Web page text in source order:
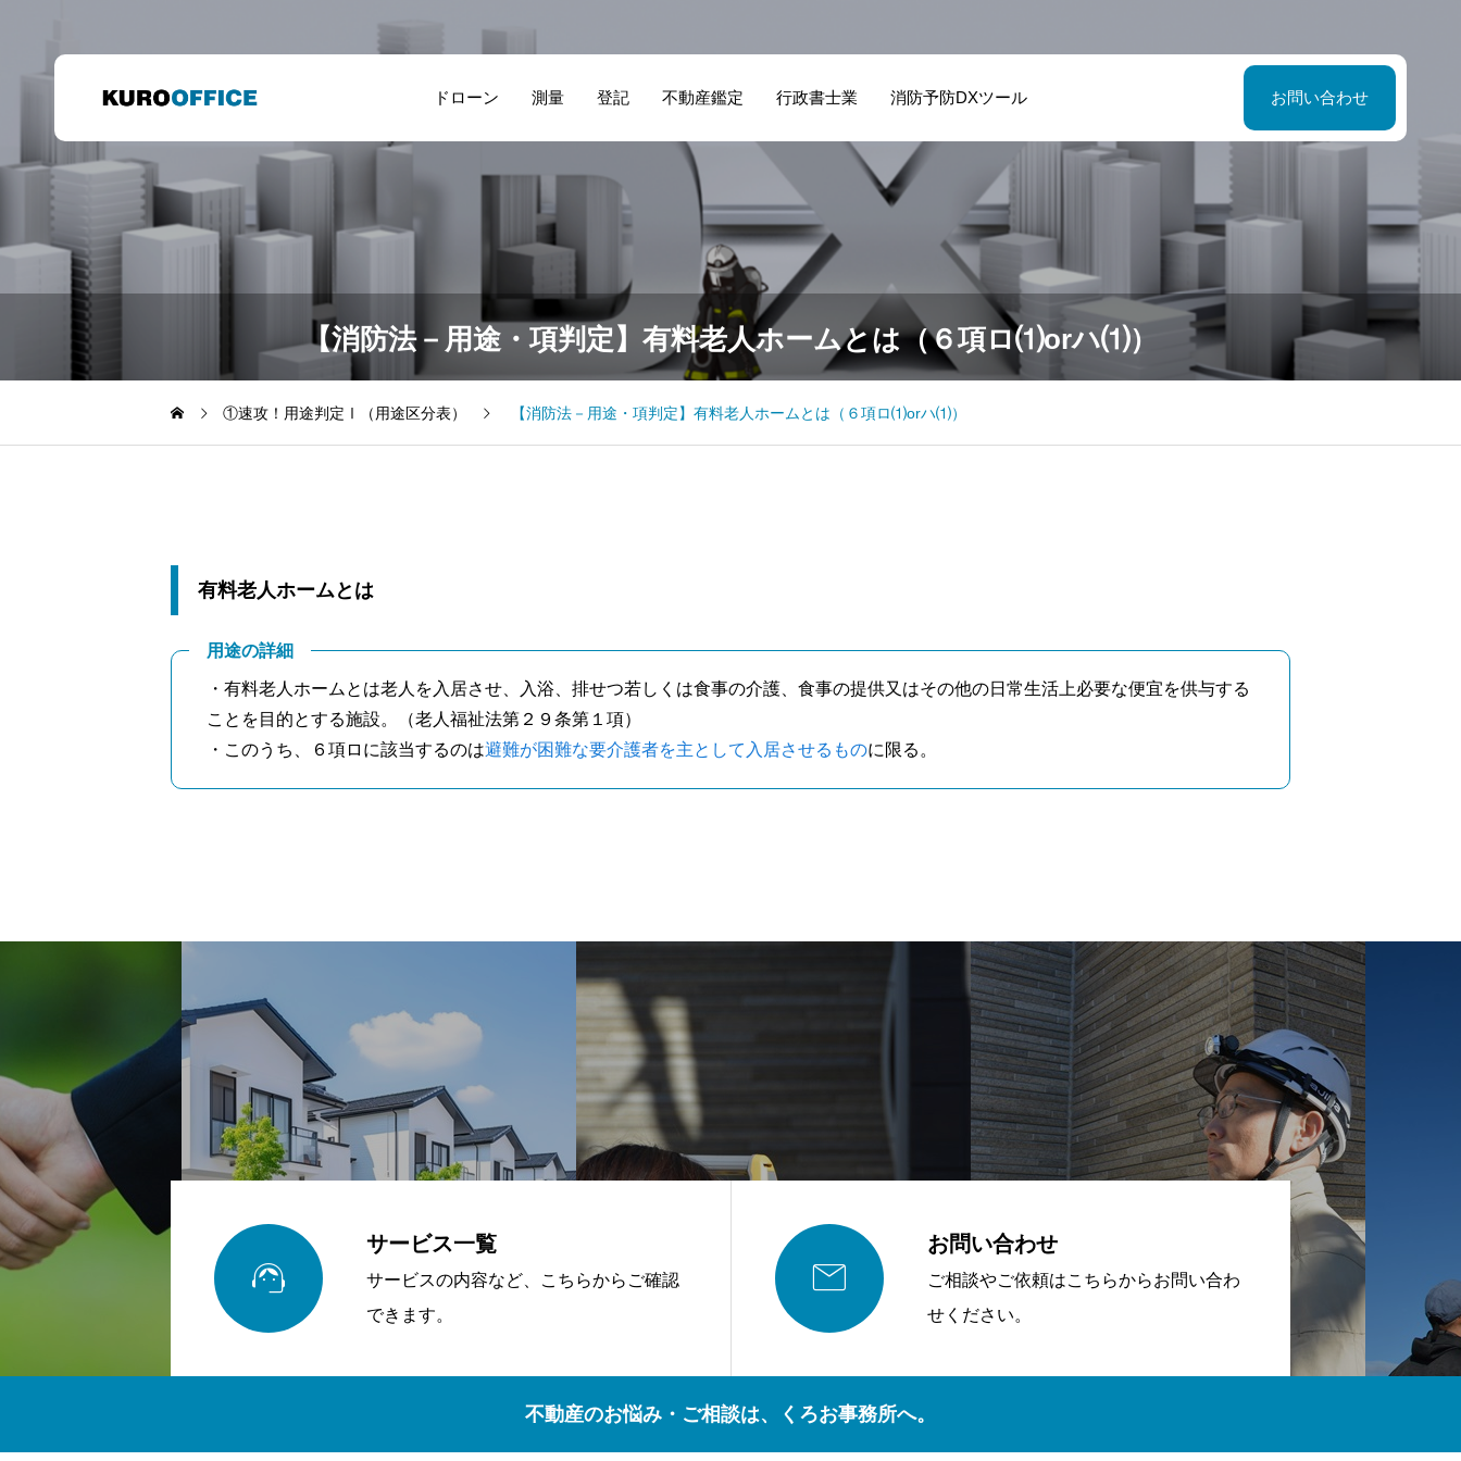
ドローン 測量 登記 不動産鑑定 行政書士業 消防予防DXツール お問い合わせ
【消防法－用途・項判定】有料老人ホームとは（６項ロ⑴orハ⑴）
①速攻！用途判定Ⅰ（用途区分表） 【消防法－用途・項判定】有料老人ホームとは（６項ロ⑴orハ⑴）
有料老人ホームとは
用途の詳細
・有料老人ホームとは老人を入居させ、入浴、排せつ若しくは食事の介護、食事の提供又はその他の日常生活上必要な便宜を供与する
ことを目的とする施設。（老人福祉法第２９条第１項）
・このうち、６項ロに該当するのは避難が困難な要介護者を主として入居させるものに限る。

サービス一覧
サービスの内容など、こちらからご確認
できます。

お問い合わせ
ご相談やご依頼はこちらからお問い合わ
せください。
不動産のお悩み・ご相談は、くろお事務所へ。